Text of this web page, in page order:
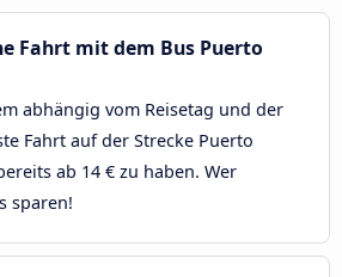
Fahrt mit dem Bus Puerto
abhängig vom Reisetag und der
Fahrt auf der Strecke Puerto
ab 14 € zu haben. Wer
sparen!